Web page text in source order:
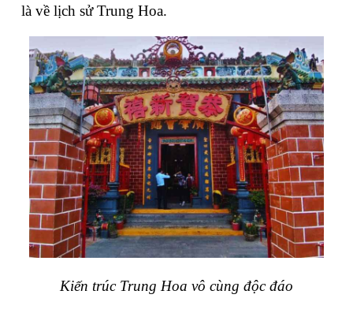
là về lịch sử Trung Hoa.
Kiến trúc Trung Hoa vô cùng độc đáo